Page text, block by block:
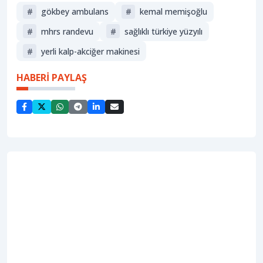
# gökbey ambulans #
kemal memişoğlu
#
mhrs randevu #
sağlıklı türkiye yüzyılı
#
yerli kalp-akciğer makinesi
HABERİ PAYLAŞ